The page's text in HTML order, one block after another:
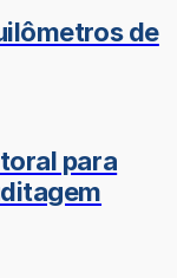
de
para